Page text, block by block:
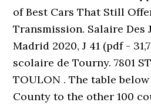
of Best Cars That Still
Transmission. Salaire Des
Madrid 2020, J 41 (pdf -
scolaire de Tourny. 7801
TOULON . The table
County to the other 100